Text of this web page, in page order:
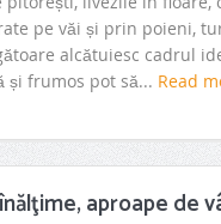
pe văi și prin poieni,
alcătuiesc cadrul
și frumos pot să... Read
aproape de